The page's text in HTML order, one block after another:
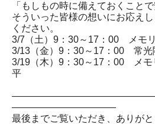
「もしもの時に備えておくこと
そういった皆様の想いにお応え
ください。
3/7（土）9：30～17：00 メモ
3/13（金）9：30～17：00 常光
3/19（木）9：30～17：00 メモ
平
―――――――――――
最後までご覧いただき、ありがと